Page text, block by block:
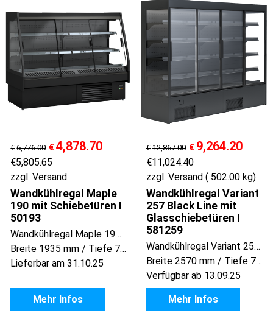
€ 6,776.00 € 4,878.70
€5,805.65
zzgl. Versand
Wandkühlregal Maple
190 mit Schiebetüren I
50193
Wandkühlregal Maple 190 mit Schiebetüren / 50193
Breite 1935 mm / Tiefe 797 mm / Höhe 1508 mm
Lieferbar am 31.10.25
Mehr Infos
€ 12,867.00 € 9,264.20
€11,024.40
zzgl. Versand
502.00 kg
Wandkühlregal Variant
257 Black Line mit
Glasschiebetüren I
581259
Wandkühlregal Variant 257 Black Line mit Glasschiebetüren
Breite 2570 mm / Tiefe 720 mm / Höhe 2000 mm
Verfügbar ab 13.09.25
Mehr Infos